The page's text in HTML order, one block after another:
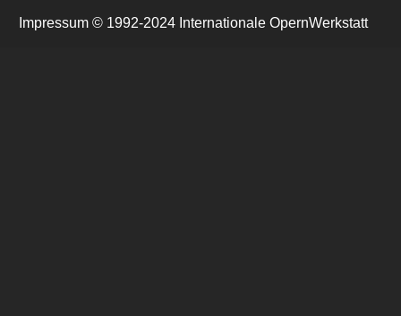
Impressum © 1992-2024 Internationale OpernWerkstatt